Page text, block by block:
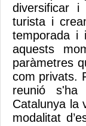
diversificar i
turista i
temporada i
aquests
paràmetres
com privats.
reunió s'ha
Catalunya la
modalitat